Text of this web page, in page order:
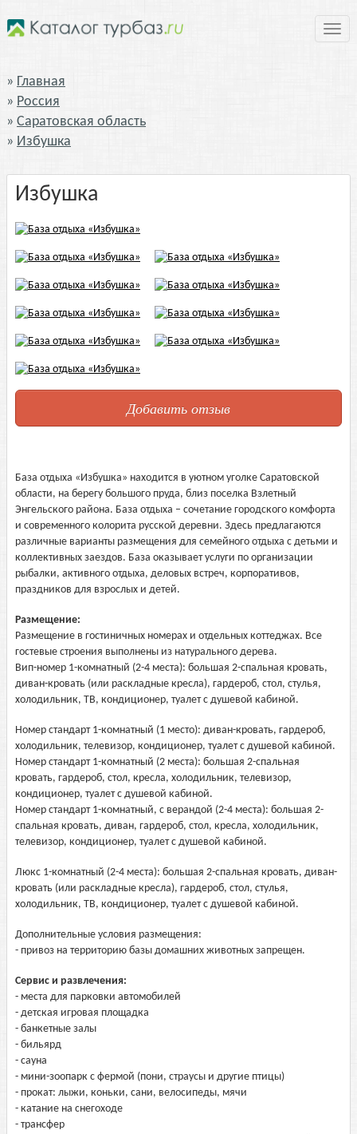
Главная
Россия
Саратовская область
Избушка
Избушка
Добавить отзыв
База отдыха «Избушка» находится в уютном уголке Саратовской
области, на берегу большого пруда, близ поселка Взлетный
Энгельского района. База отдыха – сочетание городского комфорта
и современного колорита русской деревни. Здесь предлагаются
различные варианты размещения для семейного отдыха с детьми и
коллективных заездов. База оказывает услуги по организации
рыбалки, активного отдыха, деловых встреч, корпоративов,
праздников для взрослых и детей.
Размещение:
Размещение в гостиничных номерах и отдельных коттеджах. Все
гостевые строения выполнены из натурального дерева.
Вип-номер 1-комнатный (2-4 места): большая 2-спальная кровать,
диван-кровать (или раскладные кресла), гардероб, стол, стулья,
холодильник, ТВ, кондиционер, туалет с душевой кабиной.
Номер стандарт 1-комнатный (1 место): диван-кровать, гардероб,
холодильник, телевизор, кондиционер, туалет с душевой кабиной.
Номер стандарт 1-комнатный (2 места): большая 2-спальная
кровать, гардероб, стол, кресла, холодильник, телевизор,
кондиционер, туалет с душевой кабиной.
Номер стандарт 1-комнатный, с верандой (2-4 места): большая 2-
спальная кровать, диван, гардероб, стол, кресла, холодильник,
телевизор, кондиционер, туалет с душевой кабиной.
Люкс 1-комнатный (2-4 места): большая 2-спальная кровать, диван-
кровать (или раскладные кресла), гардероб, стол, стулья,
холодильник, ТВ, кондиционер, туалет с душевой кабиной.
Дополнительные условия размещения:
- привоз на территорию базы домашних животных запрещен.
Сервис и развлечения:
- места для парковки автомобилей
- детская игровая площадка
- банкетные залы
- бильярд
- сауна
- мини-зоопарк с фермой (пони, страусы и другие птицы)
- прокат: лыжи, коньки, сани, велосипеды, мячи
- катание на снегоходе
- трансфер